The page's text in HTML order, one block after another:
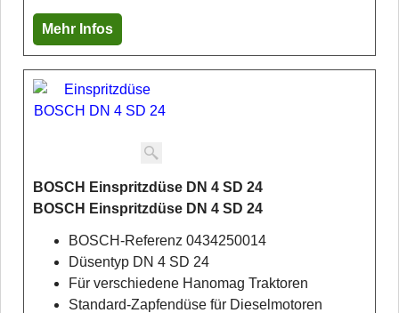
Mehr Infos
BOSCH Einspritzdüse DN 4 SD 24
BOSCH Einspritzdüse DN 4 SD 24
BOSCH-Referenz 0434250014
Düsentyp DN 4 SD 24
Für verschiedene Hanomag Traktoren
Standard-Zapfendüse für Dieselmotoren